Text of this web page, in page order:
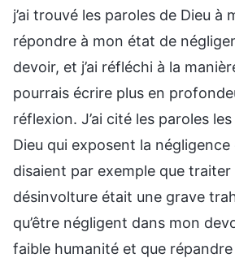
j’ai trouvé les paroles de Dieu à
répondre à mon état de
devoir, et j’ai réfléchi à la
pourrais écrire plus en
réflexion. J’ai cité les paroles
Dieu qui exposent la négligence
disaient par exemple que
désinvolture était une grave
qu’être négligent dans mon
faible humanité et que répandre